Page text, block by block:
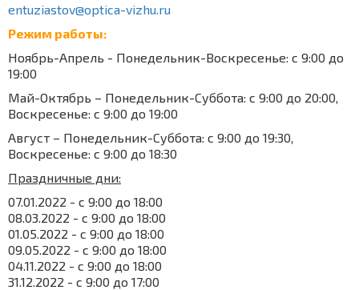
entuziastov@optica-vizhu.ru
Режим работы:
Ноябрь-Апрель - Понедельник-Воскресенье: с 9:00 до
19:00
Май-Октябрь – Понедельник-Суббота: с 9:00 до 20:00,
Воскресенье: с 9:00 до 19:00
Август – Понедельник-Суббота: с 9:00 до 19:30,
Воскресенье: с 9:00 до 18:30
Праздничные дни:
07.01.2022 - с 9:00 до 18:00
08.03.2022 - с 9:00 до 18:00
01.05.2022 - с 9:00 до 18:00
09.05.2022 - с 9:00 до 18:00
04.11.2022 - с 9:00 до 18:00
31.12.2022 - с 9:00 до 17:00